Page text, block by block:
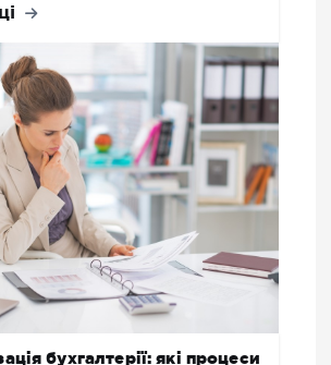
бухгалтерії: які процеси